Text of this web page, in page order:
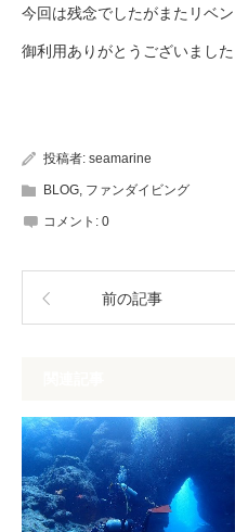
今回は残念でしたがまたリベン
御利用ありがとうございました
投稿者: seamarine
BLOG, ファンダイビング
コメント: 0
前の記事